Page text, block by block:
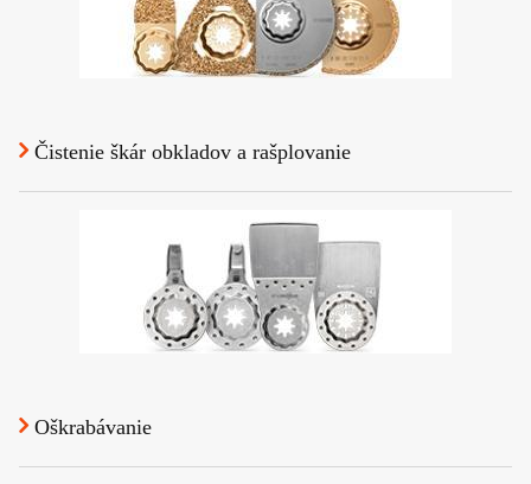
Čistenie škár obkladov a rašplovanie
Oškrabávanie